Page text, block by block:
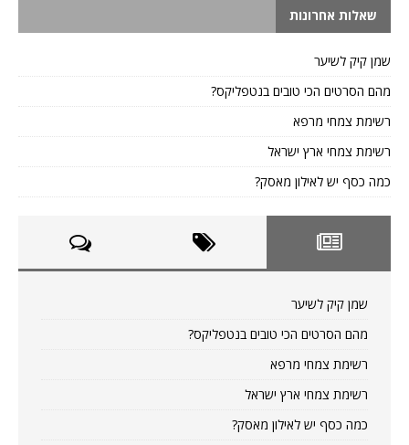
שאלות אחרונות
שמן קיק לשיער
מהם הסרטים הכי טובים בנטפליקס?
רשימת צמחי מרפא
רשימת צמחי ארץ ישראל
כמה כסף יש לאילון מאסק?
שמן קיק לשיער
מהם הסרטים הכי טובים בנטפליקס?
רשימת צמחי מרפא
רשימת צמחי ארץ ישראל
כמה כסף יש לאילון מאסק?